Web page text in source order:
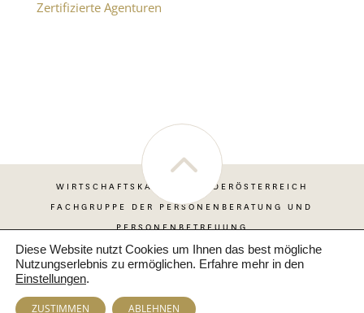
Zertifizierte Agenturen
WIRTSCHAFTSKAMMER NIEDERÖSTERREICH
FACHGRUPPE DER PERSONENBERATUNG UND
PERSONENBETREUUNG
Impressum
Diese Website nutzt Cookies um Ihnen das best mögliche
Nutzungserlebnis zu ermöglichen. Erfahre mehr in den
Einstellungen.
ZUSTIMMEN ABLEHNEN